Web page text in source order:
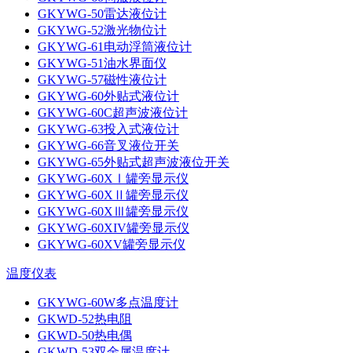
GKYWG-50雷达液位计
GKYWG-52激光物位计
GKYWG-61电动浮筒液位计
GKYWG-51油水界面仪
GKYWG-57磁性液位计
GKYWG-60外贴式液位计
GKYWG-60C超声波液位计
GKYWG-63投入式液位计
GKYWG-66音叉液位开关
GKYWG-65外贴式超声波液位开关
GKYWG-60XⅠ罐旁显示仪
GKYWG-60XⅡ罐旁显示仪
GKYWG-60XⅢ罐旁显示仪
GKYWG-60XIV罐旁显示仪
GKYWG-60XV罐旁显示仪
温度仪表
GKYWG-60W多点温度计
GKWD-52热电阻
GKWD-50热电偶